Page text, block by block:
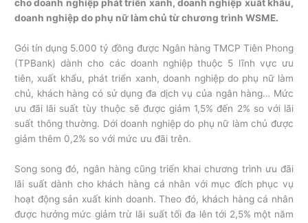
cho doanh nghiệp phát triển xanh, doanh nghiệp xuất khẩu,
doanh nghiệp do phụ nữ làm chủ từ chương trình WSME.
Gói tín dụng 5.000 tỷ đồng được Ngân hàng TMCP Tiên Phong
(TPBank) dành cho các doanh nghiệp thuộc 5 lĩnh vực ưu
tiên, xuất khẩu, phát triển xanh, doanh nghiệp do phụ nữ làm
chủ, khách hàng có sử dụng đa dịch vụ của ngân hàng… Mức
ưu đãi lãi suất tùy thuộc sẽ được giảm 1,5% đến 2% so với lãi
suất thông thường. Dới doanh nghiệp do phụ nữ làm chủ được
giảm thêm 0,2% so với mức ưu đãi trên.
Song song đó, ngân hàng cũng triển khai chương trình ưu đãi
lãi suất dành cho khách hàng cá nhân với mục đích phục vụ
hoạt động sản xuất kinh doanh. Theo đó, khách hàng cá nhân
được hưởng mức giảm trừ lãi suất tối đa lên tới 2,5% một năm